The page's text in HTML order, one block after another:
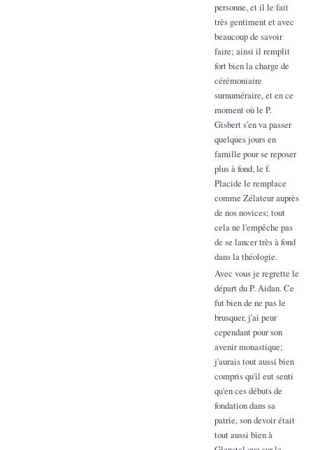
personne, et il le fait
très gentiment et avec
beaucoup de savoir
faire; ainsi il remplit
fort bien la charge de
cérémoniaire
surnuméraire, et en ce
moment où le P.
Gisbert s'en va passer
quelques jours en
famille pour se reposer
plus à fond, le f.
Placide le remplace
comme Zélateur auprès
de nos novices; tout
cela ne l'empêche pas
de se lancer très à fond
dans la théologie.
Avec vous je regrette le
départ du P. Aidan. Ce
fut bien de ne pas le
brusquer, j'ai peur
cependant pour son
avenir monastique;
j'aurais tout aussi bien
compris qu'il eut senti
qu'en ces débuts de
fondation dans sa
patrie, son devoir était
tout aussi bien à